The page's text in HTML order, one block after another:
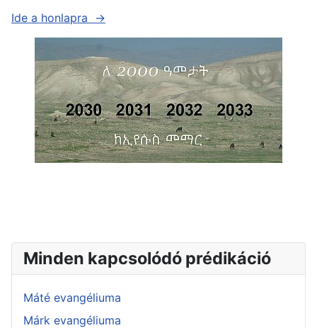
Ide a honlapra →
Minden kapcsolódó prédikáció
Máté evangéliuma
Márk evangéliuma